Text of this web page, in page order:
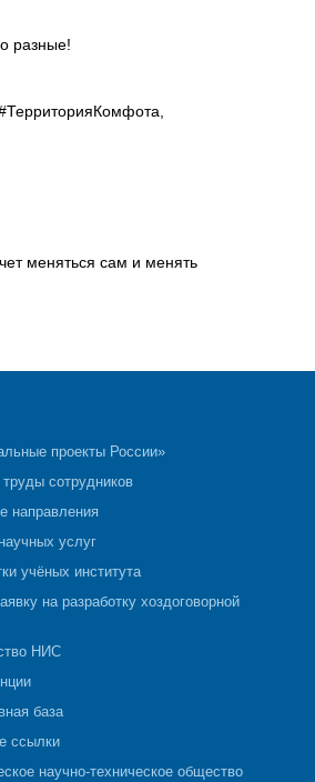
разные!
меняться сам и менять
проекты России»
сотрудников
направления
услуг
учёных института
на разработку хоздоговорной
НИС
база
ссылки
научно-техническое общество